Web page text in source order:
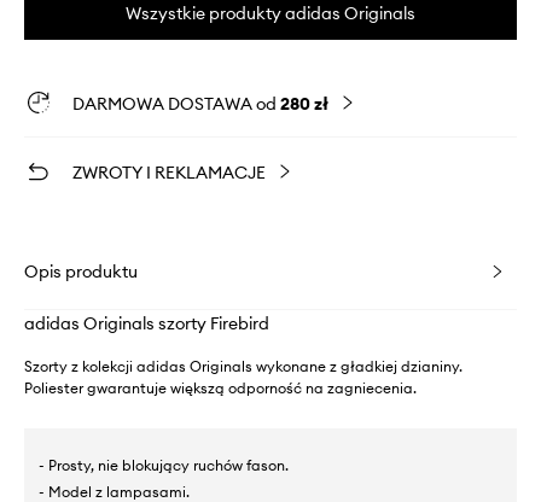
Wszystkie produkty adidas Originals
DARMOWA DOSTAWA od 280 zł
ZWROTY I REKLAMACJE
Opis produktu
adidas Originals szorty Firebird
Szorty z kolekcji adidas Originals wykonane z gładkiej dzianiny.
Poliester gwarantuje większą odporność na zagniecenia.
- Prosty, nie blokujący ruchów fason.
- Model z lampasami.